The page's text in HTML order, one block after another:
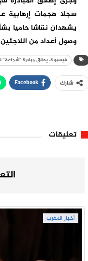
سجلا هجمات إرهابية
يشهدان نقاشا حاميا
وصول أعداد من
فيسبوك يطلق مبادرة “شجاعة”
شارك Facebook
تعليقات
أخبار المغرب